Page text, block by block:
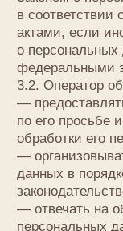
необходимыми для
а также принимать
меры по защите своих
— выдвигать условие
при обработке
продвижения на рынке
— на отзыв согласия
данных, а также, на
о прекращении
— обжаловать в
прав субъектов
в судебном порядке
бездействие
персональных данных;
— на осуществление
законодательством РФ.
4.2. Субъекты
— предоставлять